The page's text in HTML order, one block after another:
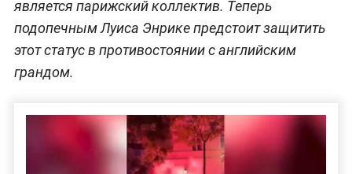
является парижский коллектив. Теперь
подопечным Луиса Энрике предстоит защитить
этот статус в противостоянии с английским
грандом.